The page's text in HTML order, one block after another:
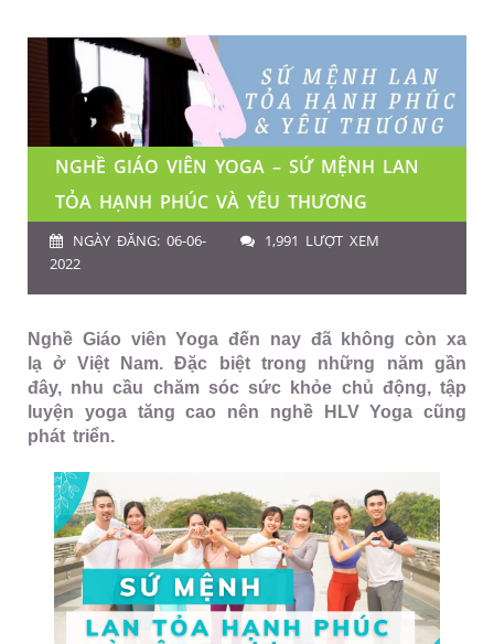
NGHỀ GIÁO VIÊN YOGA – SỨ MỆNH LAN
TỎA HẠNH PHÚC VÀ YÊU THƯƠNG
NGÀY ĐĂNG: 06-06-
2022
1,991 LƯỢT XEM
Nghề Giáo viên Yoga đến nay đã không còn xa
lạ ở Việt Nam. Đặc biệt trong những năm gần
đây, nhu cầu chăm sóc sức khỏe chủ động, tập
luyện yoga tăng cao nên nghề HLV Yoga cũng
phát triển.